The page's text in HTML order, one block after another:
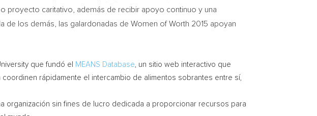
proyecto caritativo, además de recibir apoyo continuo y una
de los demás, las galardonadas de Women of Worth 2015 apoyan
que fundó el MEANS Database, un sitio web interactivo que
rápidamente el intercambio de alimentos sobrantes entre sí,
organización sin fines de lucro dedicada a proporcionar recursos para